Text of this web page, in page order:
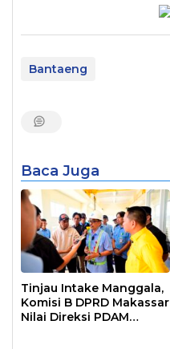
Bantaeng
Baca Juga
Tinjau Intake Manggala,
Komisi B DPRD Makassar
Nilai Direksi PDAM